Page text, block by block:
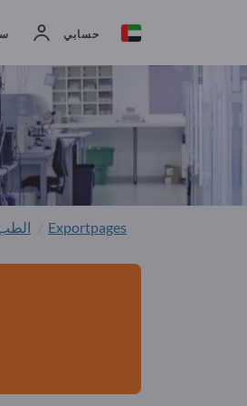
حسابي
من المصنعين16
Exportpages